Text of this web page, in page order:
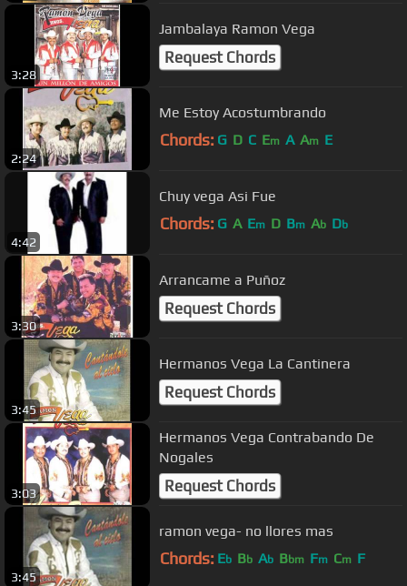
3:28
Jambalaya Ramon Vega
Request Chords
2:24
Me Estoy Acostumbrando
Chords: G D C Em A Am E
4:42
Chuy vega Asi Fue
Chords: G A Em D Bm Ab Db
3:30
Arrancame a Puñoz
Request Chords
3:45
Hermanos Vega La Cantinera
Request Chords
3:03
Hermanos Vega Contrabando De
Nogales
Request Chords
3:45
ramon vega- no llores mas
Chords: Eb Bb Ab Bbm Fm Cm F